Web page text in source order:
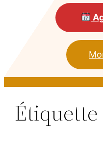
Étiquette